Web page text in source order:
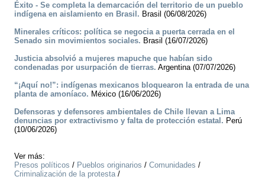
Éxito - Se completa la demarcación del territorio de un pueblo
indígena en aislamiento en Brasil. Brasil (06/08/2026)
Minerales críticos: política se negocia a puerta cerrada en el
Senado sin movimientos sociales. Brasil (16/07/2026)
Justicia absolvió a mujeres mapuche que habían sido
condenadas por usurpación de tierras. Argentina (07/07/2026)
“¡Aquí no!”: indígenas mexicanos bloquearon la entrada de una
planta de amoníaco. México (16/06/2026)
Defensoras y defensores ambientales de Chile llevan a Lima
denuncias por extractivismo y falta de protección estatal. Perú
(10/06/2026)
Ver más:
Presos políticos / Pueblos originarios / Comunidades /
Criminalización de la protesta/